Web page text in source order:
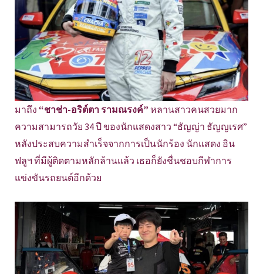
มาถึง “ชาช่า-อริต์ตา รามณรงค์” หลานสาวคนสวยมาก
ความสามารถวัย 34 ปี ของนักแสดงสาว “ธัญญ่า ธัญญเรศ”
หลังประสบความสำเร็จจากการเป็นนักร้อง นักแสดง อิน
ฟลูฯ ที่มีผู้ติดตามหลักล้านแล้ว เธอก็ยังชื่นชอบกีฬาการ
แข่งขันรถยนต์อีกด้วย